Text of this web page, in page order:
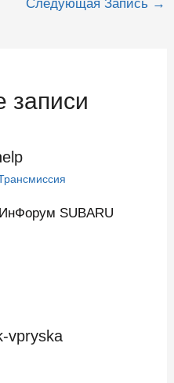
Следующая Запись →
записи
SUBARU
vpryska